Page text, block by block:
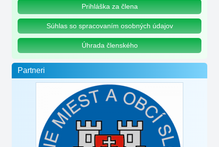
Prihláška za člena
Súhlas so spracovaním osobných údajov
Úhrada členského
Partneri